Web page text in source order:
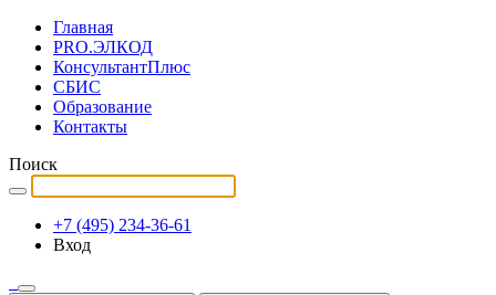
Главная
PRO.ЭЛКОД
КонсультантПлюс
СБИС
Образование
Контакты
Поиск
+7 (495) 234-36-61
Вход